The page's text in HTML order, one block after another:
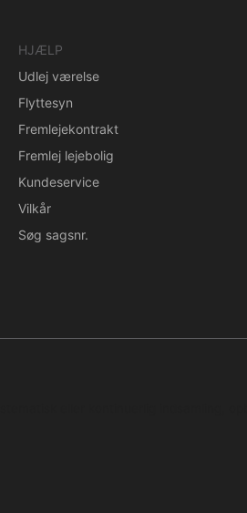
HJÆLP
Udlej værelse
Flyttesyn
Fremlejekontrakt
Fremlej lejebolig
Kundeservice
Vilkår
Søg sagsnr.